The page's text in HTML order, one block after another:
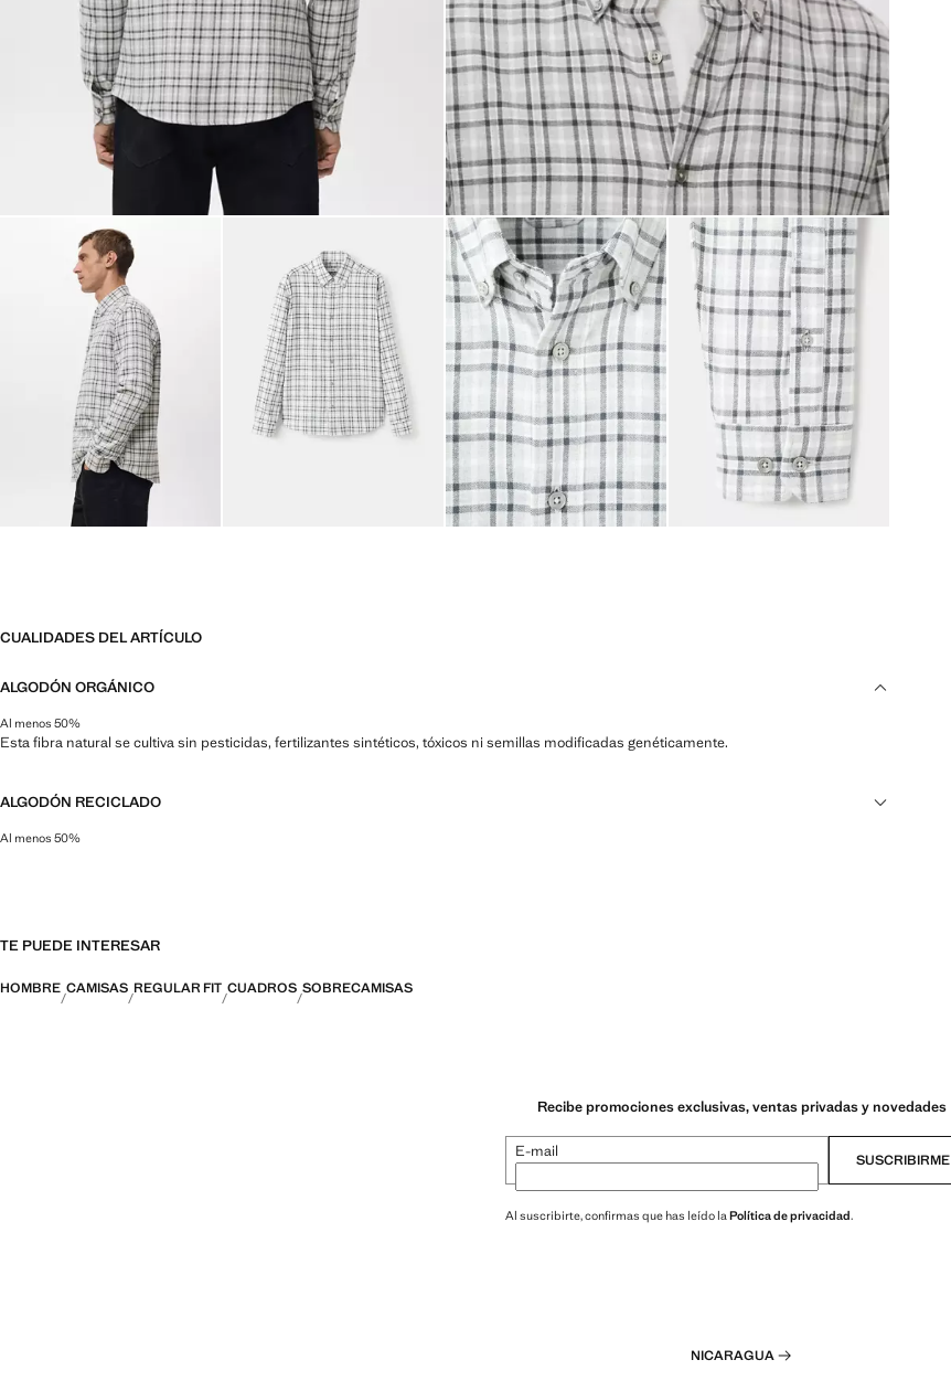
CUALIDADES DEL ARTÍCULO
ALGODÓN ORGÁNICO
Al menos 50%
Esta fibra natural se cultiva sin pesticidas, fertilizantes sintéticos, tóxicos ni semillas modificadas genéticamente.
ALGODÓN RECICLADO
Al menos 50%
TE PUEDE INTERESAR
HOMBRE CAMISAS REGULAR FIT CUADROS SOBRECAMISAS
Recibe promociones exclusivas, ventas privadas y novedades
E-mail SUSCRIBIRME
Al suscribirte, confirmas que has leído laPolítica de privacidad.
NICARAGUA